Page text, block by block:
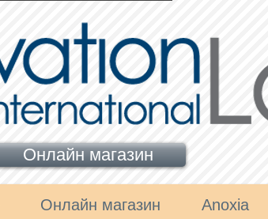
Онлайн магазин
Онлайн магазин Anoxia